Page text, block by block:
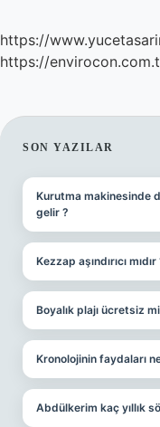
https://
https://
SON YAZILAR
Kurutma makinesinde
gelir ?
Kezzap aşındırıcı mıdır
Boyalık plajı ücretsiz
Kronolojinin faydaları
Abdülkerim kaç yıllık